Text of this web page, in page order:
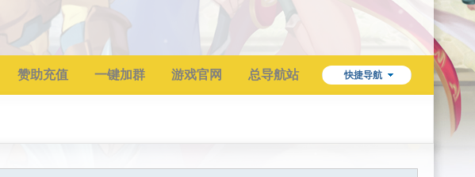
快捷导航
赞助充值 一键加群 游戏官网 总导航站